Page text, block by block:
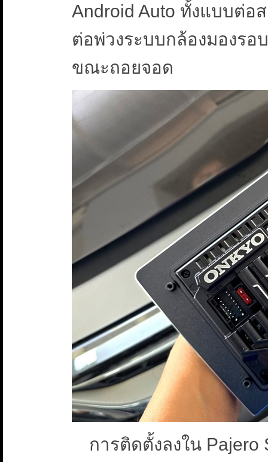
Android Auto ทั้งแบบต่อ
ต่อพ่วงระบบกล้องมองร
ขณะถอยจอด
การติดตั้งลงใน